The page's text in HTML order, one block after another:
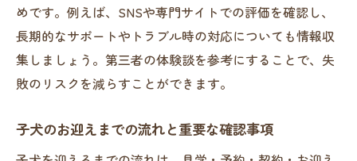
めです。例えば、SNSや専門サイトでの評価を確認し、
長期的なサポートやトラブル時の対応についても情報収
集しましょう。第三者の体験談を参考にすることで、失
敗のリスクを減らすことができます。
子犬のお迎えまでの流れと重要な確認事項